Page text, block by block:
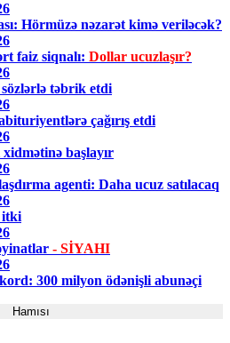
Hörmüzə nəzarət kimə veriləcək?
faiz siqnalı: Dollar ucuzlaşır?
sözlərlə təbrik etdi
çağırış etdi
başlayır
agenti: Daha ucuz satılacaq
itki
- SİYAHI
300 milyon ödənişli abunəçi
Hamısı